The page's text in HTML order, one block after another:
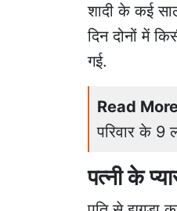
शादी के कई
दिन दोनों में
गई.
Read
परिवार के
पत्नी के